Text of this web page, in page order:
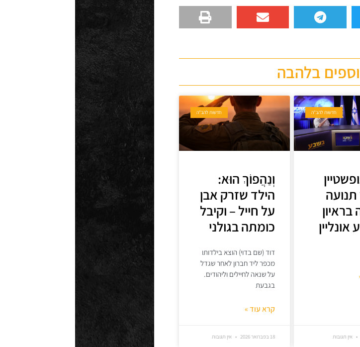
בלהבה
חדשות להב"ה
תנועה
אין תגובות
חדשות להב"ה
וְנַהֲפוֹךְ הוּא:
הילד שזרק אבן
על חייל – וקיבל
כומתה בגולני
דוד (שם בדוי) הוצא בילדותו
מכפר ליד חברון לאחר שגדל
על שנאה לחיילים וליהודים.
בגבעת
קרא עוד »
18 בפברואר 2026 אין תגובות